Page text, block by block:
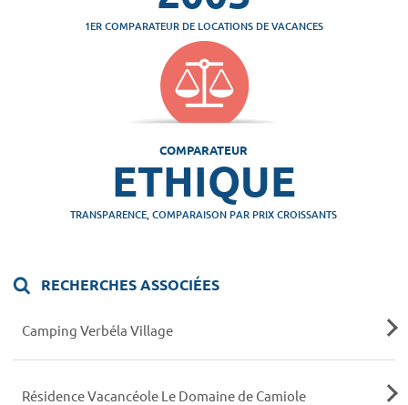
1ER COMPARATEUR DE LOCATIONS DE VACANCES
COMPARATEUR
ETHIQUE
TRANSPARENCE, COMPARAISON PAR PRIX CROISSANTS
RECHERCHES ASSOCIÉES
Camping Verbéla Village
Résidence Vacancéole Le Domaine de Camiole